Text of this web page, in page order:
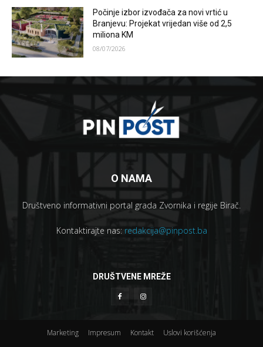
Počinje izbor izvođača za novi vrtić u
Branjevu: Projekat vrijedan više od 2,5
miliona KM
08/07/2026
O NAMA
Društveno informativni portal grada Zvornika i regije Birač.
Kontaktirajte nas: redakcija@pinpost.ba
DRUŠTVENE MREŽE
Marketing Impresum Kontakt Uslovi korišćenja